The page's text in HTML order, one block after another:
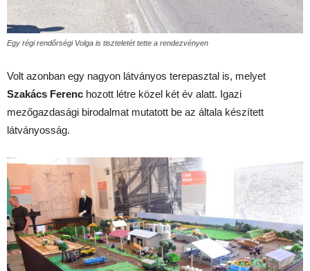
Egy régi rendőrségi Volga is tiszteletét tette a rendezvényen
Volt azonban egy nagyon látványos terepasztal is, melyet
Szakács Ferenc hozott létre közel két év alatt. Igazi
mezőgazdasági birodalmat mutatott be az általa készített
látványosság.